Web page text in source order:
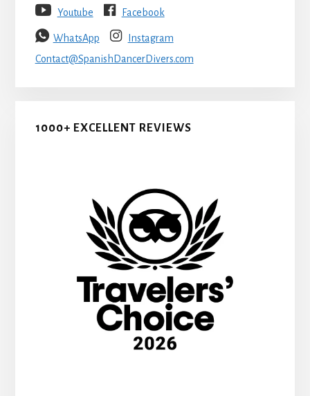
Youtube Facebook
WhatsApp
Instagram
Contact@SpanishDancerDivers.com
1000+ EXCELLENT REVIEWS